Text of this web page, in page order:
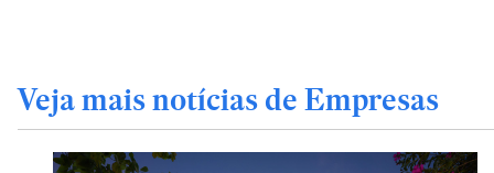
Veja mais notícias de Empresas